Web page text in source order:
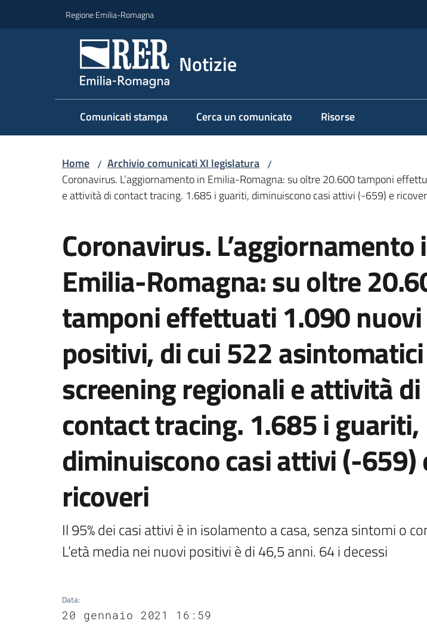
Regione Emilia-Romagna
Notizie
Comunicati stampa Cerca un comunicato Risorse
Home / Archivio comunicati XI legislatura /
Coronavirus. L’aggiornamento in Emilia-Romagna: su oltre 20.600 tamponi
e attività di contact tracing. 1.685 i guariti, diminuiscono casi attivi (-659) e
Coronavirus. L’aggiornamento
Emilia-Romagna: su oltre
tamponi effettuati 1.090 nuovi
positivi, di cui 522
screening regionali e attività di
contact tracing. 1.685 i guariti,
diminuiscono casi attivi (-659)
ricoveri
Il 95% dei casi attivi è in isolamento a casa, senza sintomi o
L’età media nei nuovi positivi è di 46,5 anni. 64 i decessi
Data:
20 gennaio 2021 16:59